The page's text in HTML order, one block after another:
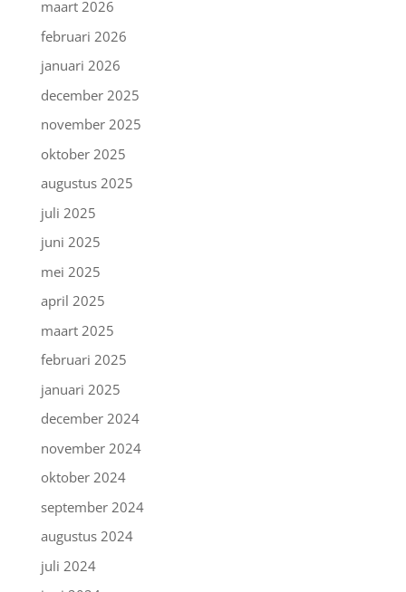
maart 2026
februari 2026
januari 2026
december 2025
november 2025
oktober 2025
augustus 2025
juli 2025
juni 2025
mei 2025
april 2025
maart 2025
februari 2025
januari 2025
december 2024
november 2024
oktober 2024
september 2024
augustus 2024
juli 2024